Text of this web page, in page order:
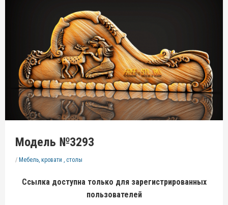
Модель №3293
/ Мебель, кровати , столы
Ссылка доступна только для зарегистрированных
пользователей